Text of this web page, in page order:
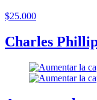
$25.000
Charles